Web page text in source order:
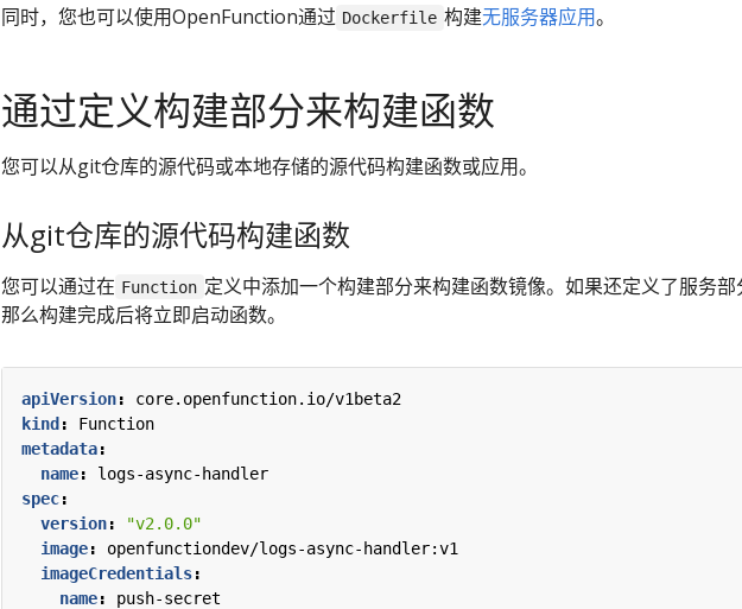
同时，您也可以使用OpenFunction通过 Dockerfile 构建无服务器应用。
通过定义构建部分来构建函数
您可以从git仓库的源代码或本地存储的源代码构建函数或应用。
从git仓库的源代码构建函数
您可以通过在 Function 定义中添加一个构建部分来构建函数镜像。如果还定义了服务部
那么构建完成后将立即启动函数。
apiVersion:
core.openfunction.io/v1beta2
kind:
Function
metadata:
name:
logs-async-handler
spec:
version:
"v2.0.0"
image:
openfunctiondev/logs-async-handler:v1
imageCredentials:
name:
push-secret